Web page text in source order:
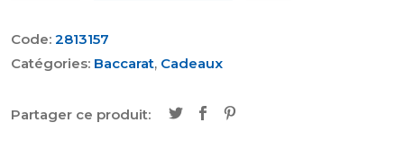
Code: 2813157
Catégories: Baccarat, Cadeaux
Partager ce produit: